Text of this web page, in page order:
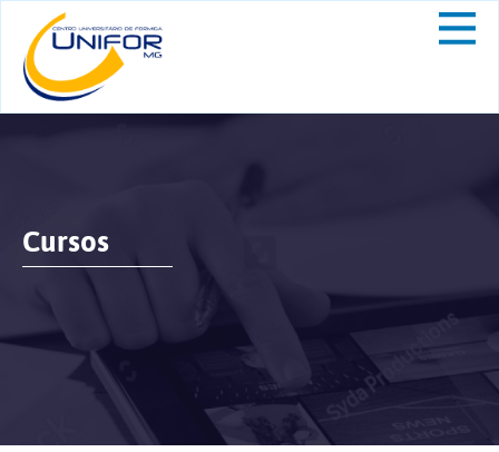
Cursos